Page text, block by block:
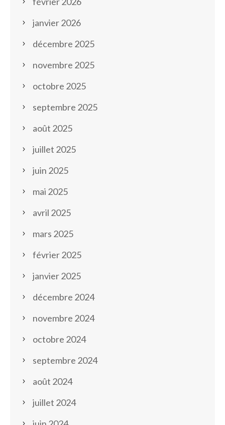
janvier 2026
décembre 2025
novembre 2025
octobre 2025
septembre 2025
août 2025
juillet 2025
juin 2025
mai 2025
avril 2025
mars 2025
février 2025
janvier 2025
décembre 2024
novembre 2024
octobre 2024
septembre 2024
août 2024
juillet 2024